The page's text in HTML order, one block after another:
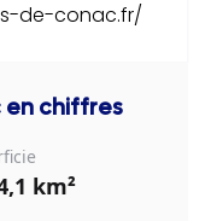
de-conac.fr/
en chiffres
km²